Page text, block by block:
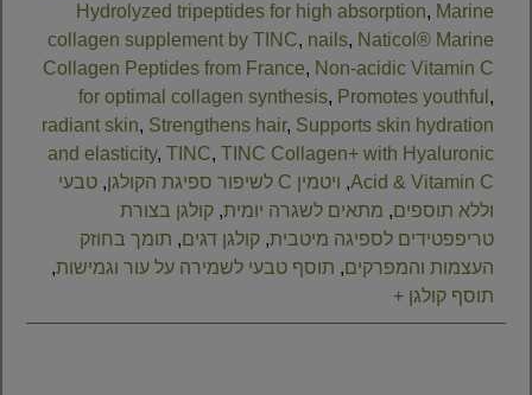
Hydrolyzed tripeptides for high absorption, Marine
collagen supplement by TINC, nails, Naticol® Marine
Collagen Peptides from France, Non-acidic Vitamin C
for optimal collagen synthesis, Promotes youthful ,
radiant skin, Strengthens hair, Supports skin hydration
and elasticity, TINC, TINC Collagen+ with Hyaluronic
Acid & Vitamin C
, ויטמין C לשיפור ספיגת הקולגן , טבעי
וללא תוספים, מתאים לשגרה יומית, קולגן בצורת
טריפפטידים לספיגה מיטבית, קולגן דגים, תומך בחוזק
העצמות והמפרקים, תוסף טבעי לשמירה על עור וגמישות,
תוסף קולגן +